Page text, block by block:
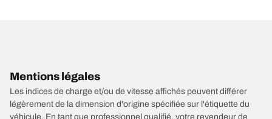
Mentions légales
Les indices de charge et/ou de vitesse affichés peuvent différer
légèrement de la dimension d'origine spécifiée sur l'étiquette du
véhicule. En tant que professionnel qualifié, votre revendeur de